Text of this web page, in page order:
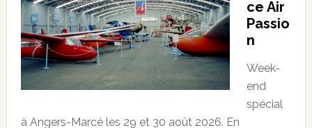
ce Air
Passio
n
Week-
end
spécial
à Angers-Marcé les 29 et 30 août 2026. En